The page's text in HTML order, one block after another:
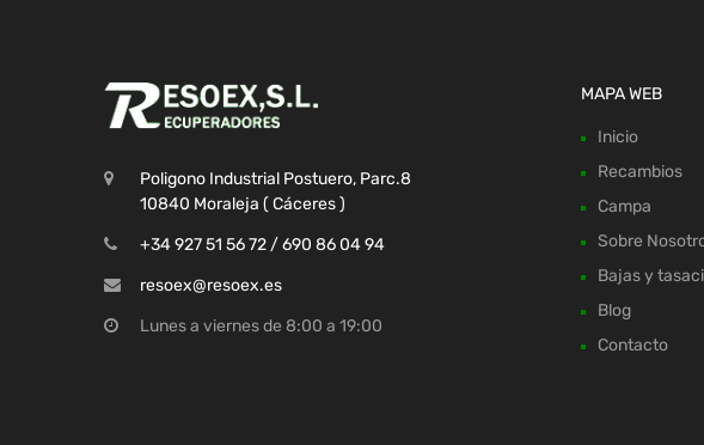
Poligono Industrial Postuero, Parc.8
10840 Moraleja ( Cáceres )
+34 927 51 56 72 / 690 86 04 94
resoex@resoex.es
Lunes a viernes de 8:00 a 19:00
MAPA WEB
Inicio
Recambios
Campa
Sobre
Bajas y
Blog
Contacto